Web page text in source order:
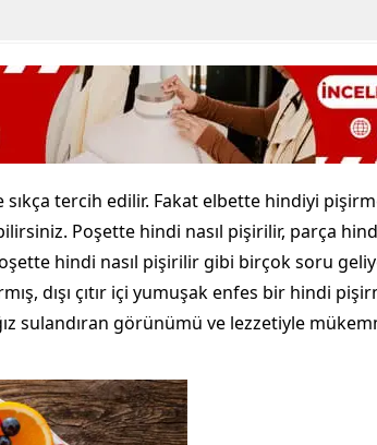
tercih edilir. Fakat elbette hindiyi
Poşette hindi nasıl pişirilir, parça
hindi nasıl pişirilir gibi birçok soru
dışı çıtır içi yumuşak enfes bir hindi
sulandıran görünümü ve lezzetiyle